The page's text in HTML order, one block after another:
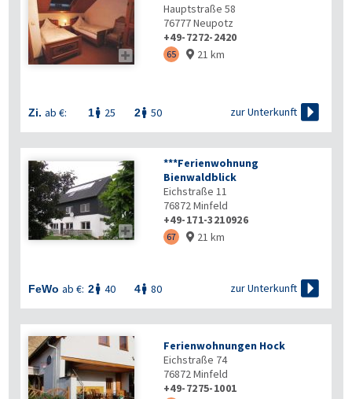

Hauptstraße 58
76777Neupotz
+49-7272-2420
65  21 km
Zi. ab €: 1 25 2 50 zur Unterkunft 

***Ferienwohnung
Bienwaldblick
Eichstraße 11
76872Minfeld
+49-171-3210926
67  21 km
FeWo ab €: 2 40 4 80 zur Unterkunft 
Ferienwohnungen Hock
Eichstraße 74
76872Minfeld
+49-7275-1001